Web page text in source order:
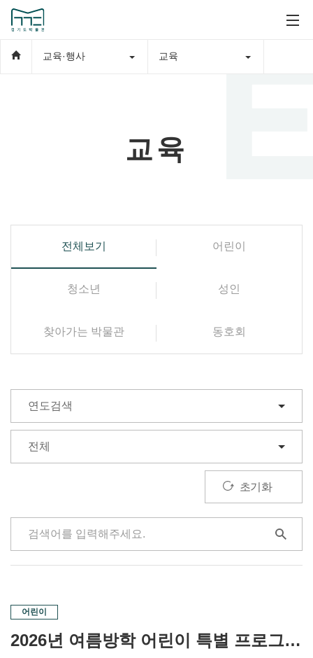
교육·행사 교육
교육
전체보기 어린이
청소년 성인
찾아가는 박물관 동호회
초기화
어린이
2026년 여름방학 어린이 특별 프로그램 '동동하하 冬冬夏夏'